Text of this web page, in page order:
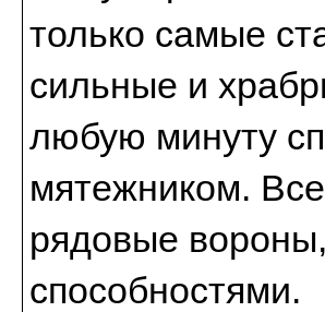
только самые
сильные и
любую минуту
мятежником.
рядовые
способностями.